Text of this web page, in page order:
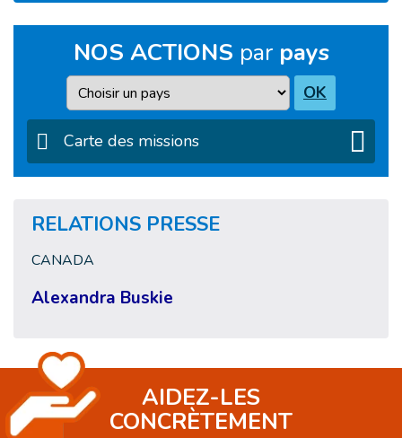
NOS ACTIONS par pays
Pays OK
Carte des missions
RELATIONS PRESSE
CANADA
Alexandra Buskie
AIDEZ-LES
CONCRÈTEMENT